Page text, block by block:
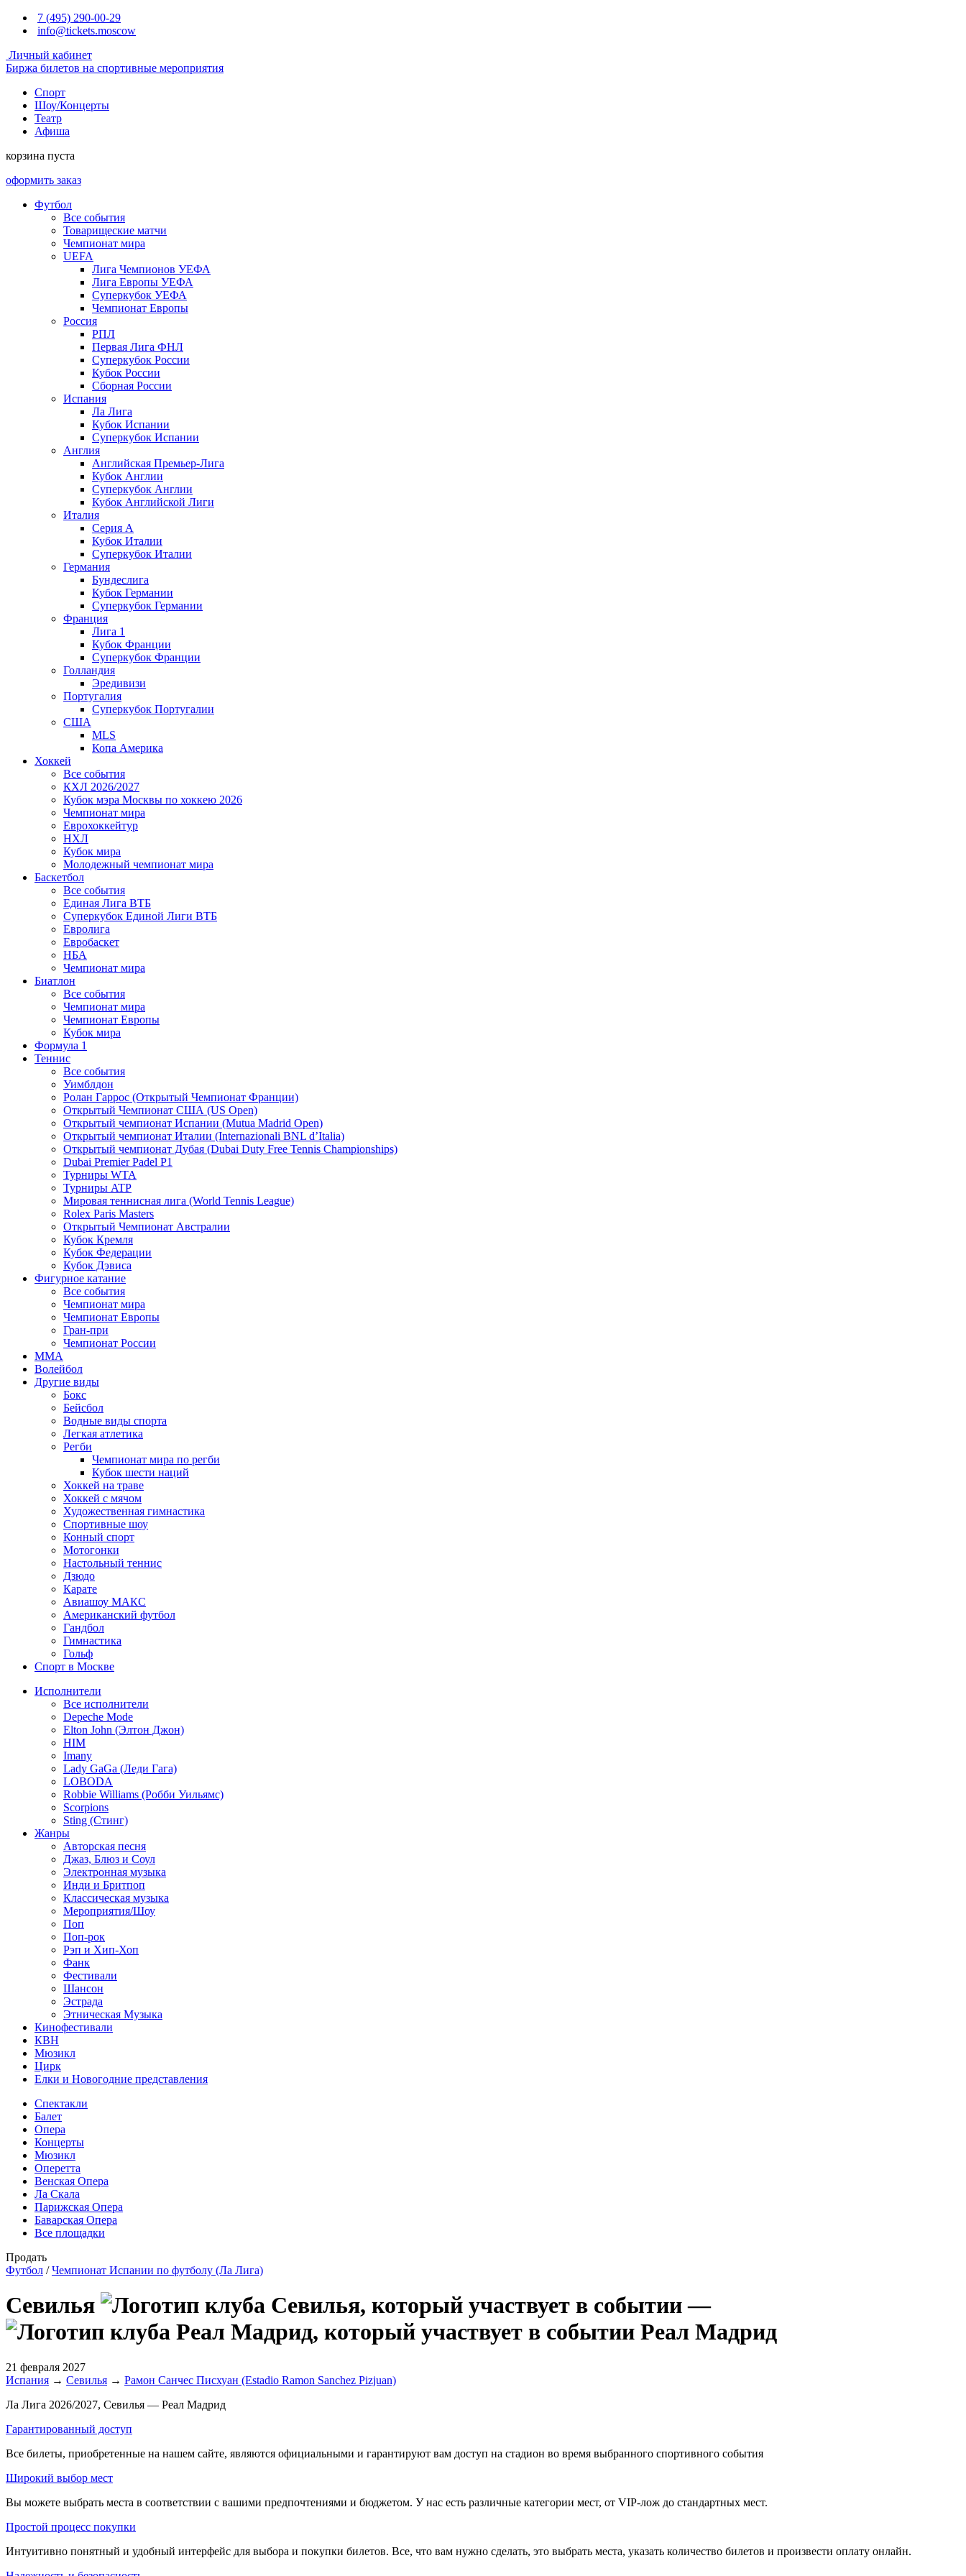
7 (495) 290-00-29
info@tickets.moscow
Личный кабинет
Биржа билетов на спортивные мероприятия
Спорт
Шоу/Концерты
Театр
Афиша
корзина пуста
оформить заказ
Футбол
Все события
Товарищеские матчи
Чемпионат мира
UEFA
Лига Чемпионов УЕФА
Лига Европы УЕФА
Суперкубок УЕФА
Чемпионат Европы
Россия
РПЛ
Первая Лига ФНЛ
Суперкубок России
Кубок России
Сборная России
Испания
Ла Лига
Кубок Испании
Суперкубок Испании
Англия
Английская Премьер-Лига
Кубок Англии
Суперкубок Англии
Кубок Английской Лиги
Италия
Серия А
Кубок Италии
Суперкубок Италии
Германия
Бундеслига
Кубок Германии
Суперкубок Германии
Франция
Лига 1
Кубок Франции
Суперкубок Франции
Голландия
Эредивизи
Португалия
Суперкубок Португалии
США
MLS
Копа Америка
Хоккей
Все события
КХЛ 2026/2027
Кубок мэра Москвы по хоккею 2026
Чемпионат мира
Еврохоккейтур
НХЛ
Кубок мира
Молодежный чемпионат мира
Баскетбол
Все события
Единая Лига ВТБ
Суперкубок Единой Лиги ВТБ
Евролига
Евробаскет
НБА
Чемпионат мира
Биатлон
Все события
Чемпионат мира
Чемпионат Европы
Кубок мира
Формула 1
Теннис
Все события
Уимблдон
Ролан Гаррос (Открытый Чемпионат Франции)
Открытый Чемпионат США (US Open)
Открытый чемпионат Испании (Mutua Madrid Open)
Открытый чемпионат Италии (Internazionali BNL d’Italia)
Открытый чемпионат Дубая (Dubai Duty Free Tennis Championships)
Dubai Premier Padel P1
Турниры WTA
Турниры ATP
Мировая теннисная лига (World Tennis League)
Rolex Paris Masters
Открытый Чемпионат Австралии
Кубок Кремля
Кубок Федерации
Кубок Дэвиса
Фигурное катание
Все события
Чемпионат мира
Чемпионат Европы
Гран-при
Чемпионат России
MMA
Волейбол
Другие виды
Бокс
Бейсбол
Водные виды спорта
Легкая атлетика
Регби
Чемпионат мира по регби
Кубок шести наций
Хоккей на траве
Хоккей с мячом
Художественная гимнастика
Спортивные шоу
Конный спорт
Мотогонки
Настольный теннис
Дзюдо
Карате
Авиашоу МАКС
Американский футбол
Гандбол
Гимнастика
Гольф
Спорт в Москве
Исполнители
Все исполнители
Depeche Mode
Elton John (Элтон Джон)
HIM
Imany
Lady GaGa (Леди Гага)
LOBODA
Robbie Williams (Робби Уильямс)
Scorpions
Sting (Стинг)
Жанры
Авторская песня
Джаз, Блюз и Соул
Электронная музыка
Инди и Бритпоп
Классическая музыка
Мероприятия/Шоу
Поп
Поп-рок
Рэп и Хип-Хоп
Фанк
Фестивали
Шансон
Эстрада
Этническая Музыка
Кинофестивали
КВН
Мюзикл
Цирк
Елки и Новогодние представления
Спектакли
Балет
Опера
Концерты
Мюзикл
Оперетта
Венская Опера
Ла Скала
Парижская Опера
Баварская Опера
Все площадки
Продать
Футбол /Чемпионат Испании по футболу (Ла Лига)
Севилья
—
Реал Мадрид
21 февраля 2027
Испания → Севилья → Рамон Санчес Писхуан (Estadio Ramon Sanchez Pizjuan)
Ла Лига 2026/2027, Севилья — Реал Мадрид
Гарантированный доступ
Все билеты, приобретенные на нашем сайте, являются официальными и гарантируют вам доступ на стадион во время выбранного спортивного события
Широкий выбор мест
Вы можете выбрать места в соответствии с вашими предпочтениями и бюджетом. У нас есть различные категории мест, от VIP-лож до стандартных мест.
Простой процесс покупки
Интуитивно понятный и удобный интерфейс для выбора и покупки билетов. Все, что вам нужно сделать, это выбрать места, указать количество билетов и произвести оплату онлайн.